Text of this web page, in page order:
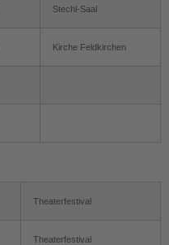
Stechl-Saal
Kirche Feldkirchen
Theaterfestival
Theaterfestival